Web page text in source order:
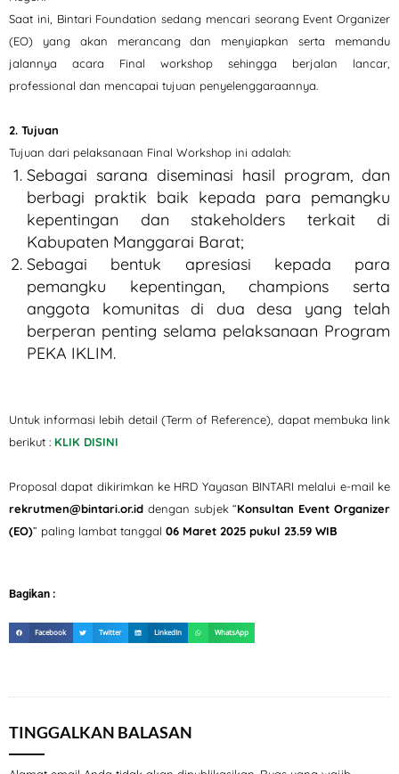
Saat ini, Bintari Foundation sedang mencari seorang Event Organizer
(EO) yang akan merancang dan menyiapkan serta memandu
jalannya acara Final workshop sehingga berjalan lancar,
professional dan mencapai tujuan penyelenggaraannya.
2. Tujuan
Tujuan dari pelaksanaan Final Workshop ini adalah:
Sebagai sarana diseminasi hasil program, dan
berbagi praktik baik kepada para pemangku
kepentingan dan stakeholders terkait di
Kabupaten Manggarai Barat;
Sebagai bentuk apresiasi kepada para
pemangku kepentingan, champions serta
anggota komunitas di dua desa yang telah
berperan penting selama pelaksanaan Program
PEKA IKLIM.
Untuk informasi lebih detail (Term of Reference), dapat membuka link
berikut : KLIK DISINI
Proposal dapat dikirimkan ke HRD Yayasan BINTARI melalui e-mail ke
rekrutmen@bintari.or.id dengan subjek “Konsultan Event Organizer
(EO)” paling lambat tanggal 06 Maret 2025 pukul 23.59 WIB
Bagikan :
Facebook Twitter LinkedIn WhatsApp
TINGGALKAN BALASAN